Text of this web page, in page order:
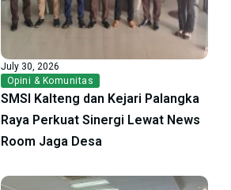
July 30, 2026
Opini & Komunitas
SMSI Kalteng dan Kejari Palangka
Raya Perkuat Sinergi Lewat News
Room Jaga Desa